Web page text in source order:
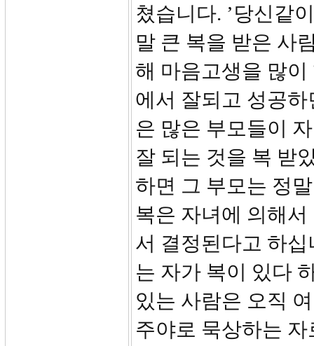
쳤습니다. ’당신같
말 큰 복을 받은 사
해 마음고생을 많
에서 잘되고 성공
은 많은 부모들이
잘 되는 것을 복 받
하면 그 부모는 정
복은 자녀에 의해
서 결정된다고 하
는 자가 복이 있다
있는 사람은 오직
주야로 묵상하는